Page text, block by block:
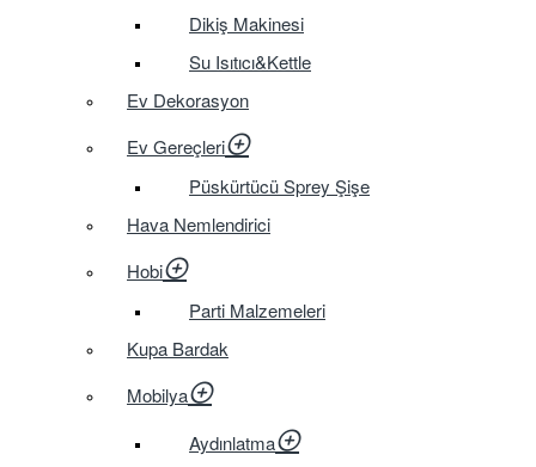
Dikiş Makinesi
Su Isıtıcı&Kettle
Ev Dekorasyon
Ev Gereçleri
Püskürtücü Sprey Şişe
Hava Nemlendirici
Hobi
Parti Malzemeleri
Kupa Bardak
Mobilya
Aydınlatma